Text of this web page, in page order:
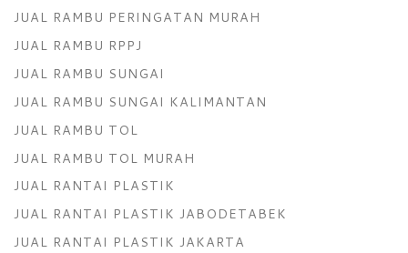
JUAL RAMBU PERINGATAN MURAH
JUAL RAMBU RPPJ
JUAL RAMBU SUNGAI
JUAL RAMBU SUNGAI KALIMANTAN
JUAL RAMBU TOL
JUAL RAMBU TOL MURAH
JUAL RANTAI PLASTIK
JUAL RANTAI PLASTIK JABODETABEK
JUAL RANTAI PLASTIK JAKARTA